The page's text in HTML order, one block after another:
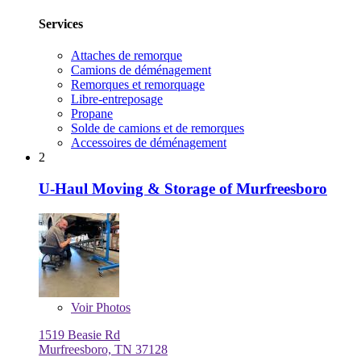
Services
Attaches de remorque
Camions de déménagement
Remorques et remorquage
Libre-entreposage
Propane
Solde de camions et de remorques
Accessoires de déménagement
2
U-Haul Moving & Storage of Murfreesboro
VoirPhotos
1519 Beasie Rd
Murfreesboro, TN 37128